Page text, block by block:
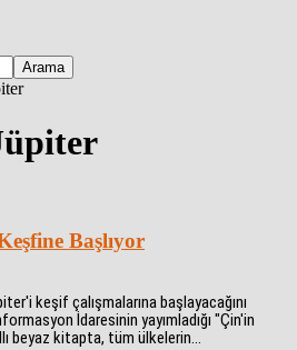
Başlıyor
keşif çalışmalarına başlayacağını
İdaresinin yayımladığı "Çin'in
beyaz kitapta, tüm ülkelerin...